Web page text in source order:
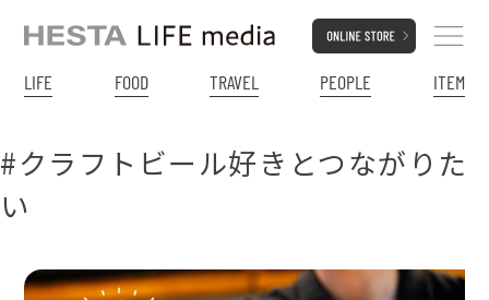
LIFE FOOD TRAVEL PEOPLE ITEM
#クラフトビール好きとつながりた
い